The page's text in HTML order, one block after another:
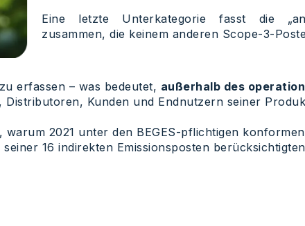
Eine letzte Unterkategorie fasst die
zusammen, die keinem anderen Scope-3-
zu erfassen – was bedeutet, außerhalb des
Kunden und Endnutzern seiner
2021 unter den BEGES-pflichtigen
seiner 16 indirekten Emissionsposten